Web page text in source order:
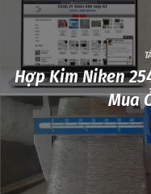
Hợp Kim Niken
Mua